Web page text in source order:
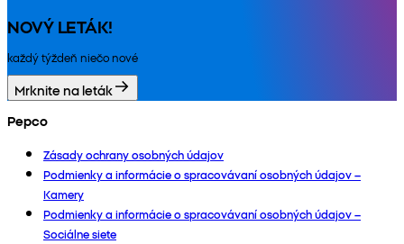
NOVÝ LETÁK!
každý týždeň niečo nové
Mrknite na leták
Pepco
Zásady ochrany osobných údajov
Podmienky a informácie o spracovávaní osobných údajov –
Kamery
Podmienky a informácie o spracovávaní osobných údajov –
Sociálne siete